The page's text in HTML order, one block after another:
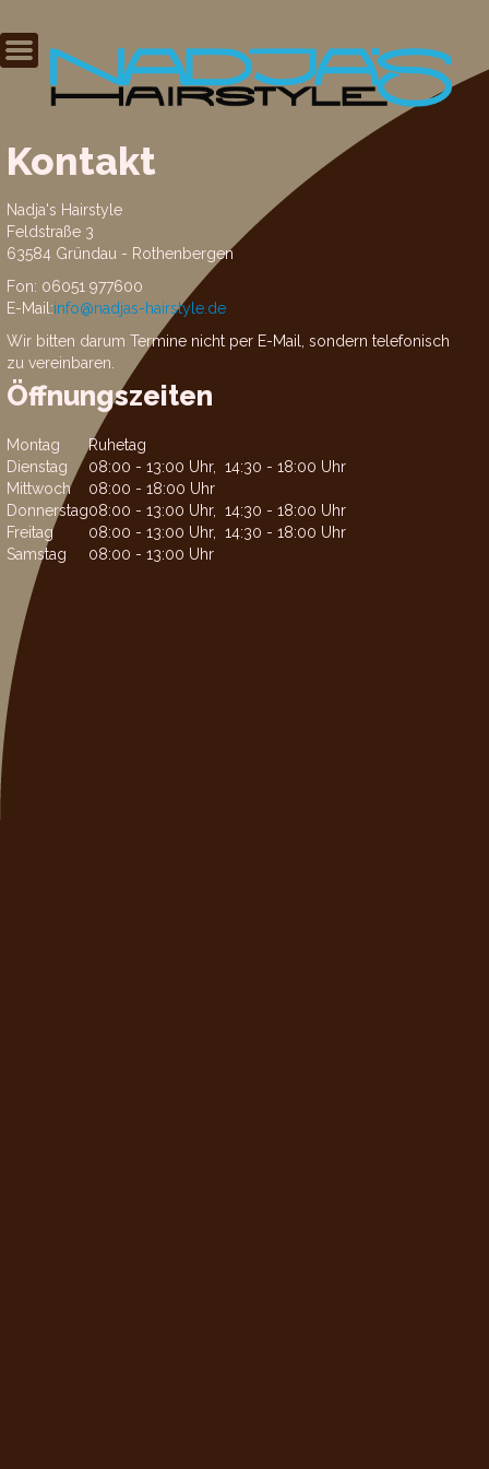
Kontakt
Nadja's Hairstyle
Feldstraße 3
63584 Gründau - Rothenbergen
Fon: 06051 977600
E-Mail:info@nadjas-hairstyle.de
Wir bitten darum Termine nicht per E-Mail, sondern telefonisch
zu vereinbaren.
Öffnungszeiten
Montag
Ruhetag
Dienstag
08:00 - 13:00 Uhr, 14:30 - 18:00 Uhr
Mittwoch
08:00 - 18:00 Uhr
Donnerstag08:00 - 13:00 Uhr, 14:30 - 18:00 Uhr
Freitag
08:00 - 13:00 Uhr, 14:30 - 18:00 Uhr
Samstag
08:00 - 13:00 Uhr